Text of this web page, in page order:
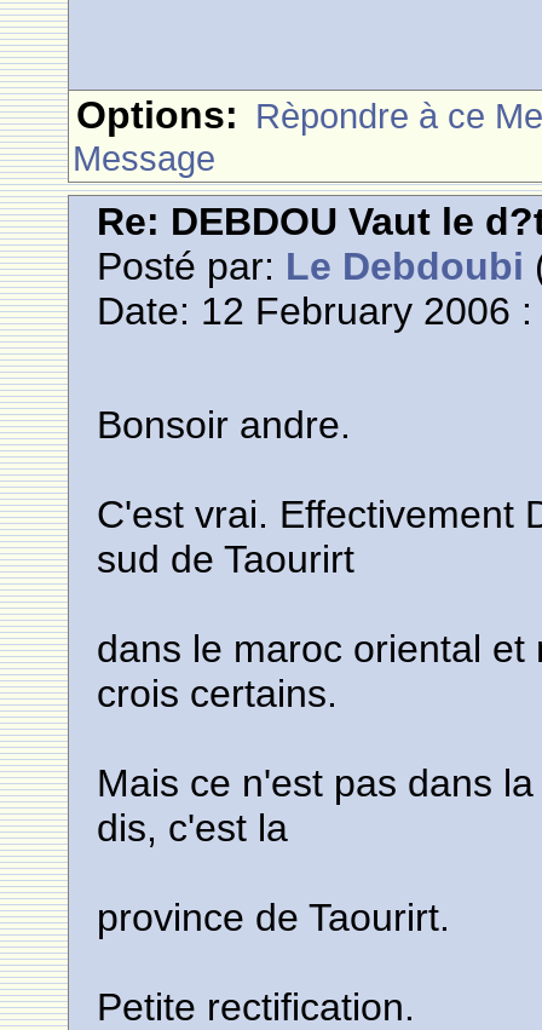
Options: Rèpondre à ce
Message
Re: DEBDOU Vaut le
Posté par: Le Debdoubi
Date: 12 February 2006
Bonsoir andre.
C'est vrai. Effectivement
sud de Taourirt
dans le maroc oriental
crois certains.
Mais ce n'est pas dans
dis, c'est la
province de Taourirt.
Petite rectification.